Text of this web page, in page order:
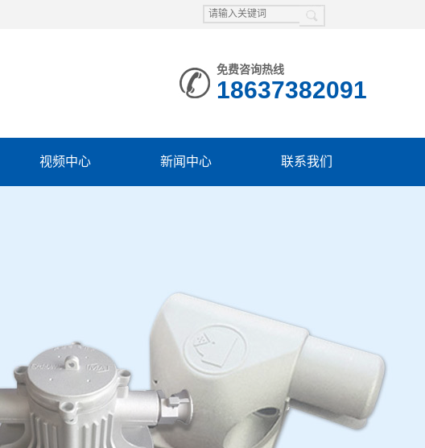
免费咨询热线
18637382091
视频中心 新闻中心 联系我们